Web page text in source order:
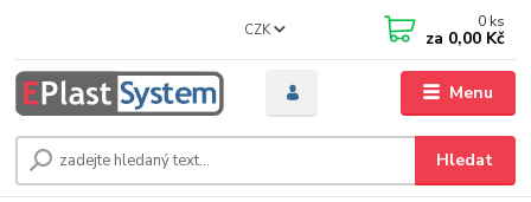
Menu
CZK
Hledat
0 ks
za 0,00 Kč